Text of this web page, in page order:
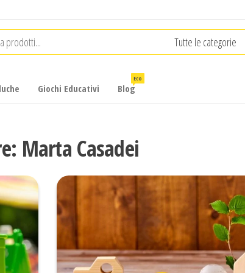
Giochi Educativi Blog
Eco
Marta Casadei